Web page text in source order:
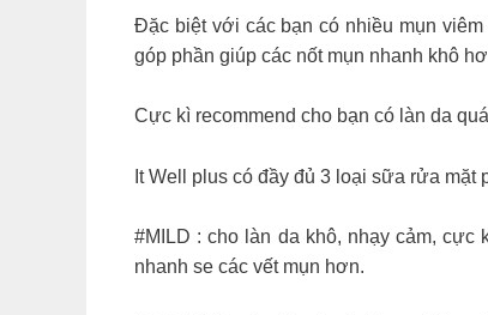
Đặc biệt với các bạn có nhiều mụn
góp phần giúp các nốt mụn nhanh khô
Cực kì recommend cho bạn có làn da
It Well plus có đầy đủ 3 loại sữa rửa
#MILD : cho làn da khô, nhạy cảm,
nhanh se các vết mụn hơn.